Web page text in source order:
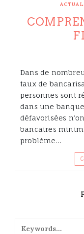
Dans de
taux de
personnes sont
dans une
défavorisées
bancaires
problème…